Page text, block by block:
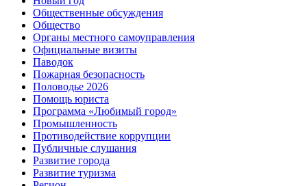
Общественные обсуждения
Общество
Органы местного самоуправления
Официальные визиты
Паводок
Пожарная безопасность
Половодье 2026
Помощь юриста
Программа «Любимый город»
Промышленность
Противодействие коррупции
Публичные слушания
Развитие города
Развитие туризма